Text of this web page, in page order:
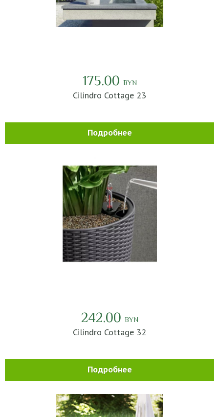
175.00 BYN
Cilindro Cottage 23
Подробнее
242.00 BYN
Cilindro Cottage 32
Подробнее